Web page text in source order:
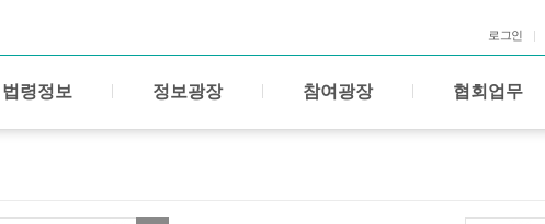
로그인
법령정보 정보광장 참여광장 협회업무